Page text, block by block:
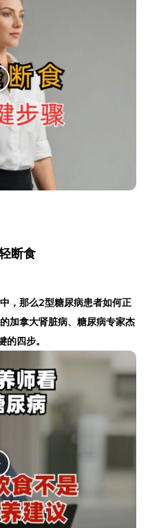
断食
，那么2型糖尿病患者如何正
加拿大肾脏病、糖尿病专家杰
四步。